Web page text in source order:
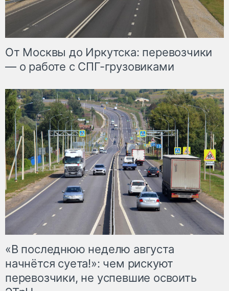
От Москвы до Иркутска: перевозчики
— о работе с СПГ-грузовиками
«В последнюю неделю августа
начнётся суета!»: чем рискуют
перевозчики, не успевшие освоить